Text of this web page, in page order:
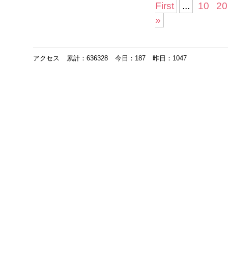
First
... 10
20
»
アクセス 累計：636328 今日：187 昨日：1047